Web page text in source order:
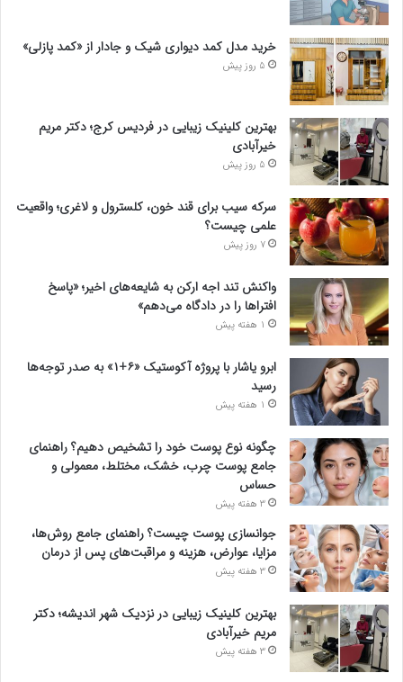
خرید مدل کمد دیواری شیک و جادار از «کمد پازلی»
5 روز پیش
بهترین کلینیک زیبایی در فردیس کرج؛ دکتر مریم
خیرآبادی
5 روز پیش
سرکه سیب برای قند خون، کلسترول و لاغری؛ واقعیت
علمی چیست؟
7 روز پیش
واکنش تند اجه ارکن به شایعه‌های اخیر؛ «پاسخ
افتراها را در دادگاه می‌دهم»
1 هفته پیش
ابرو یاشار با پروژه آکوستیک «۶+۱» به صدر توجه‌ها
رسید
1 هفته پیش
چگونه نوع پوست خود را تشخیص دهیم؟ راهنمای
جامع پوست چرب، خشک، مختلط، معمولی و
حساس
3 هفته پیش
جوانسازی پوست چیست؟ راهنمای جامع روش‌ها،
مزایا، عوارض، هزینه و مراقبت‌های پس از درمان
3 هفته پیش
بهترین کلینیک زیبایی در نزدیک شهر اندیشه؛ دکتر
مریم خیرآبادی
3 هفته پیش